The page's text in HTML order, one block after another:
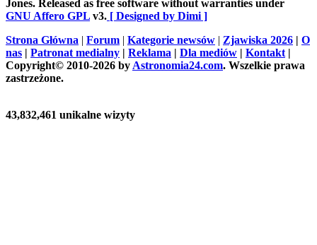
Jones. Released as free software without warranties under
GNU Affero GPL v3. [ Designed by Dimi ]
Strona Główna | Forum | Kategorie newsów | Zjawiska 2026 | O
nas | Patronat medialny | Reklama | Dla mediów | Kontakt |
Copyright© 2010-2026 by Astronomia24.com. Wszelkie prawa
zastrzeżone.
43,832,461 unikalne wizyty